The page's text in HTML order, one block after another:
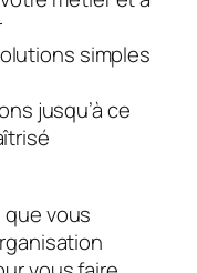
simples
jusqu’à ce
vous